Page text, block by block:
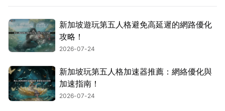
新加坡遊玩第五人格避免高延遲的網路優化
攻略！
2026-07-24
新加坡玩第五人格加速器推薦：網絡優化與
加速指南！
2026-07-24